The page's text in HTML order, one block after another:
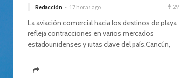
Redacción 17 horas ago 29
La aviación comercial hacia los destinos de playa
refleja contracciones en varios mercados
estadounidenses y rutas clave del país.Cancún,